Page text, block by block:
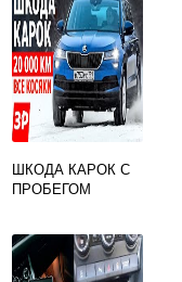
ШКОДА КАРОК С
ПРОБЕГОМ